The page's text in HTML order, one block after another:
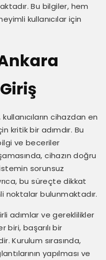
Bu bilgiler, hem
kullanıcılar için
cihazdan en
kritik bir adımdır. Bu
ve beceriler
cihazın doğru
sorunsuz
bu süreçte dikkat
noktalar bulunmaktadır.
adımlar ve gereklilikler
biri, başarılı bir
Kurulum sırasında,
yapılması ve